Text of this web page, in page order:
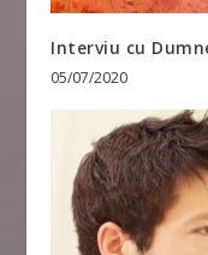
Interviu cu
05/07/2020